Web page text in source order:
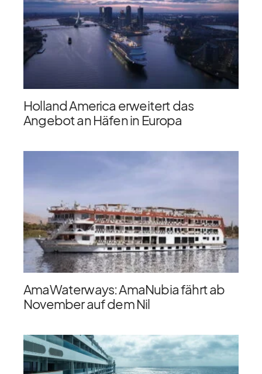
Holland America erweitert das
Angebot an Häfen in Europa
AmaWaterways: AmaNubia fährt ab
November auf dem Nil